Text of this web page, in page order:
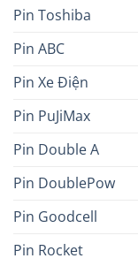
Pin Toshiba
Pin ABC
Pin Xe Điện
Pin PuJiMax
Pin Double A
Pin DoublePow
Pin Goodcell
Pin Rocket